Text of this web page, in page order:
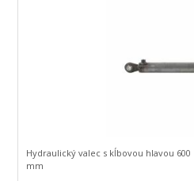
Hydraulický valec s kĺbovou hlavou 600
mm